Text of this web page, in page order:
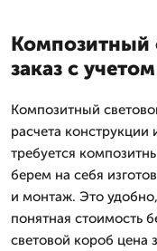
Композитный
заказ с
Композитный
расчета конструкции
требуется
берем на себя
и монтаж. Это
понятная стоимость
световой короб цена